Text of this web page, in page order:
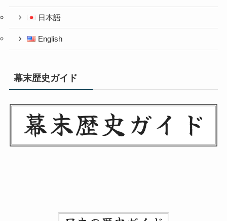
日本語
English
幕末歴史ガイド